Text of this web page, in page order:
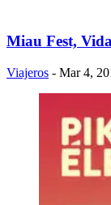
Miau Fest,
Viajeros - Mar 4,